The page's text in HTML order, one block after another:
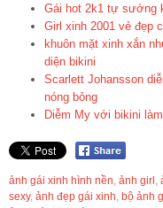
Gái hot 2k1 tự sướng
Girl xinh 2001 vẻ đẹp
khuôn mặt xinh xắn
diện bikini
Scarlett Johansson
nóng bỏng
Diễm My với bikini
ảnh gái xinh hình nền, ảnh girl ,
sexy, ảnh đẹp gái xinh, bộ ảnh